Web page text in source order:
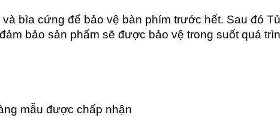
bìa cứng để bảo vệ bàn phím trước hết. Sau đó
bảo sản phẩm sẽ được bảo vệ trong suốt quá
mẫu được chấp nhận